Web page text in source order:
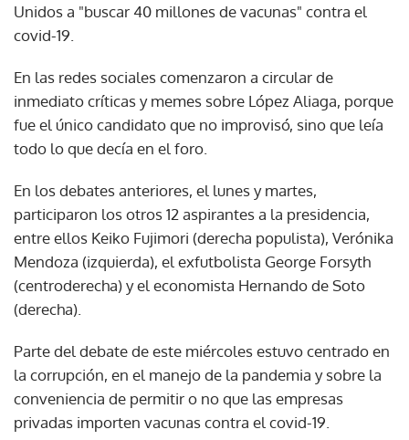
Unidos a "buscar 40 millones de vacunas" contra el
covid-19.
En las redes sociales comenzaron a circular de
inmediato críticas y memes sobre López Aliaga, porque
fue el único candidato que no improvisó, sino que leía
todo lo que decía en el foro.
En los debates anteriores, el lunes y martes,
participaron los otros 12 aspirantes a la presidencia,
entre ellos Keiko Fujimori (derecha populista), Verónika
Mendoza (izquierda), el exfutbolista George Forsyth
(centroderecha) y el economista Hernando de Soto
(derecha).
Parte del debate de este miércoles estuvo centrado en
la corrupción, en el manejo de la pandemia y sobre la
conveniencia de permitir o no que las empresas
privadas importen vacunas contra el covid-19.